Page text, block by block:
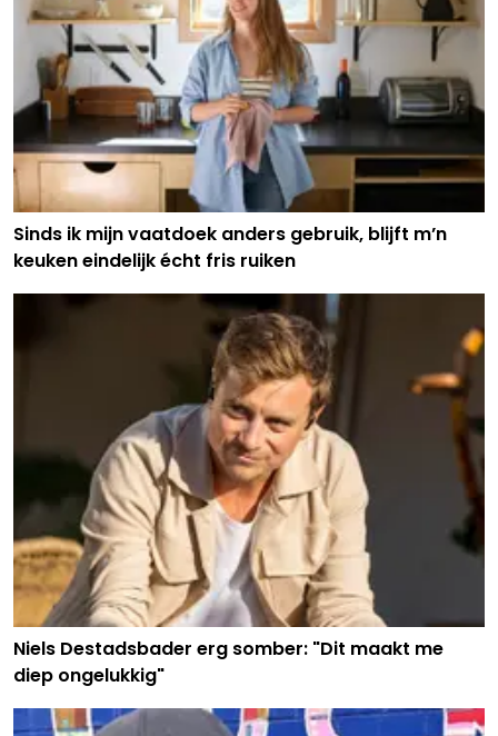
Sinds ik mijn vaatdoek anders gebruik, blijft m’n
keuken eindelijk écht fris ruiken
Niels Destadsbader erg somber: "Dit maakt me
diep ongelukkig"